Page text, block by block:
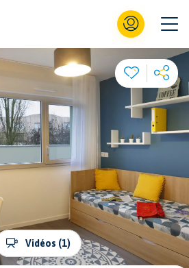
Vidéos (1)